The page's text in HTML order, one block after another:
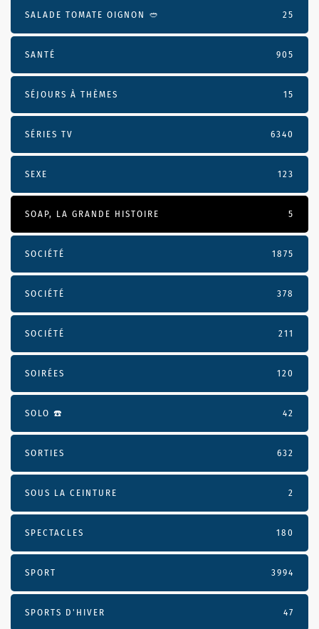
SALADE TOMATE OIGNON 🥙 25
SANTÉ 905
SÉJOURS À THÈMES 15
SÉRIES TV 6340
SEXE 123
SOAP, LA GRANDE HISTOIRE 5
SOCIÉTÉ 1875
SOCIÉTÉ 378
SOCIÉTÉ 211
SOIRÉES 120
SOLO ☎️ 42
SORTIES 632
SOUS LA CEINTURE 2
SPECTACLES 180
SPORT 3994
SPORTS D'HIVER 47